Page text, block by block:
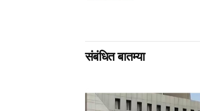
संबंधित बातम्या